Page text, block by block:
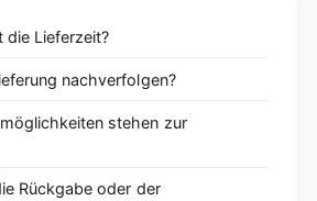
die Lieferzeit?
nachverfolgen?
stehen zur
Rückgabe oder der